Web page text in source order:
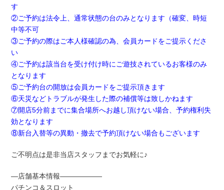
す
②ご予約は法令上、通常状態の台のみとなります（確変、時短
中等不可
③ご予約の際はご本人様確認の為、会員カードをご提示くださ
い
④ご予約は該当台を受け付け時にご遊技されているお客様のみ
となります
⑤ご予約台の開放は会員カードをご提示頂きます
⑥天災などトラブルが発生した際の補償等は致しかねます
⑦開店5分前までに集合場所へお越し頂けない場合、予約権利失
効となります
⑧新台入替等の異動・撤去で予約頂けない場合もございます
ご不明点は是非当店スタッフまでお気軽に♪
―店舗基本情報――――――
パチンコ＆スロット